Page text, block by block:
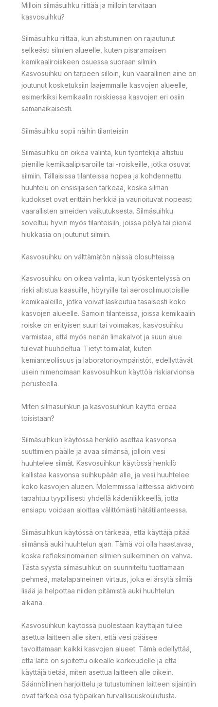
Milloin silmäsuihku riittää ja milloin tarvitaan
kasvosuihku?
Silmäsuihku riittää, kun altistuminen on rajautunut
selkeästi silmien alueelle, kuten pisaramaisen
kemikaaliroiskeen osuessa suoraan silmiin.
Kasvosuihku on tarpeen silloin, kun vaarallinen aine on
joutunut kosketuksiin laajemmalle kasvojen alueelle,
esimerkiksi kemikaalin roiskiessa kasvojen eri osiin
samanaikaisesti.
Silmäsuihku sopii näihin tilanteisiin
Silmäsuihku on oikea valinta, kun työntekijä altistuu
pienille kemikaalipisaroille tai -roiskeille, jotka osuvat
silmiin. Tällaisissa tilanteissa nopea ja kohdennettu
huuhtelu on ensisijaisen tärkeää, koska silmän
kudokset ovat erittäin herkkiä ja vaurioituvat nopeasti
vaarallisten aineiden vaikutuksesta. Silmäsuihku
soveltuu hyvin myös tilanteisiin, joissa pölyä tai pieniä
hiukkasia on joutunut silmiin.
Kasvosuihku on välttämätön näissä olosuhteissa
Kasvosuihku on oikea valinta, kun työskentelyssä on
riski altistua kaasuille, höyryille tai aerosolimuotoisille
kemikaaleille, jotka voivat laskeutua tasaisesti koko
kasvojen alueelle. Samoin tilanteissa, joissa kemikaalin
roiske on erityisen suuri tai voimakas, kasvosuihku
varmistaa, että myös nenän limakalvot ja suun alue
tulevat huuhdeltua. Tietyt toimialat, kuten
kemianteollisuus ja laboratorioympäristöt, edellyttävät
usein nimenomaan kasvosuihkun käyttöä riskiarvionsa
perusteella.
Miten silmäsuihkun ja kasvosuihkun käyttö eroaa
toisistaan?
Silmäsuihkun käytössä henkilö asettaa kasvonsa
suuttimien päälle ja avaa silmänsä, jolloin vesi
huuhtelee silmät. Kasvosuihkun käytössä henkilö
kallistaa kasvonsa suihkupään alle, ja vesi huuhtelee
koko kasvojen alueen. Molemmissa laitteissa aktivointi
tapahtuu tyypillisesti yhdellä kädenliikkeellä, jotta
ensiapu voidaan aloittaa välittömästi hätätilanteessa.
Silmäsuihkun käytössä on tärkeää, että käyttäjä pitää
silmänsä auki huuhtelun ajan. Tämä voi olla haastavaa,
koska refleksinomainen silmien sulkeminen on vahva.
Tästä syystä silmäsuihkut on suunniteltu tuottamaan
pehmeä, matalapaineinen virtaus, joka ei ärsytä silmiä
lisää ja helpottaa niiden pitämistä auki huuhtelun
aikana.
Kasvosuihkun käytössä puolestaan käyttäjän tulee
asettua laitteen alle siten, että vesi pääsee
tavoittamaan kaikki kasvojen alueet. Tämä edellyttää,
että laite on sijoitettu oikealle korkeudelle ja että
käyttäjä tietää, miten asettua laitteen alle oikein.
Säännöllinen harjoittelu ja tutustuminen laitteen sijaintiin
ovat tärkeä osa työpaikan turvallisuuskoulutusta.